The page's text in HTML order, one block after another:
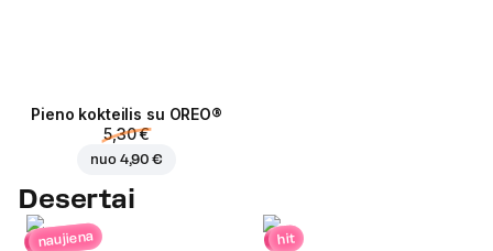
Pieno kokteilis su OREO®
5,30 €
nuo 4,90 €
Desertai
naujiena hit